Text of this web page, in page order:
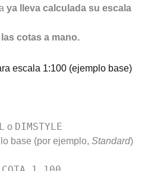
ya lleva calculada su escala
cotas a mano.
escala 1:100 (ejemplo base)
o DIMSTYLE
base (por ejemplo,Standard)